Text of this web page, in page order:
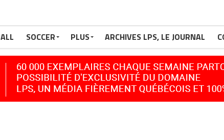
SOCCER PLUS ARCHIVES LPS, LE JOURNAL